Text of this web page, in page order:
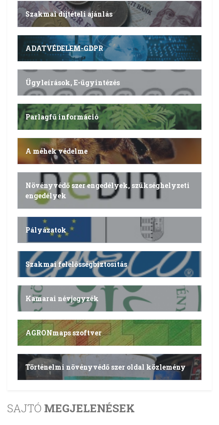
Szakmai díjtételi ajánlás
ADATVÉDELEM-GDPR
Ügyleírások, E-ügyintézés
Parlagfű információ
A méhek védelme
Növényvédő szer engedélyek, szükséghelyzeti
engedélyek
Pályázatok
Szakmai felelősségbiztosítás
Kamarai névjegyzék
AGRONmaps szoftver
Történelmi növényvédő szer oldal közlemény
SAJTÓ MEGJELENÉSEK